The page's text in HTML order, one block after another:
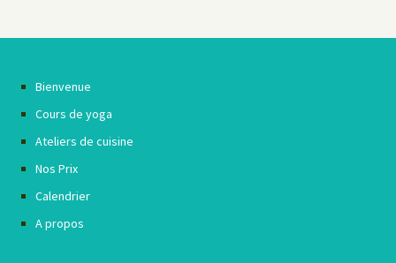
Bienvenue
Cours de yoga
Ateliers de cuisine
Nos Prix
Calendrier
A propos